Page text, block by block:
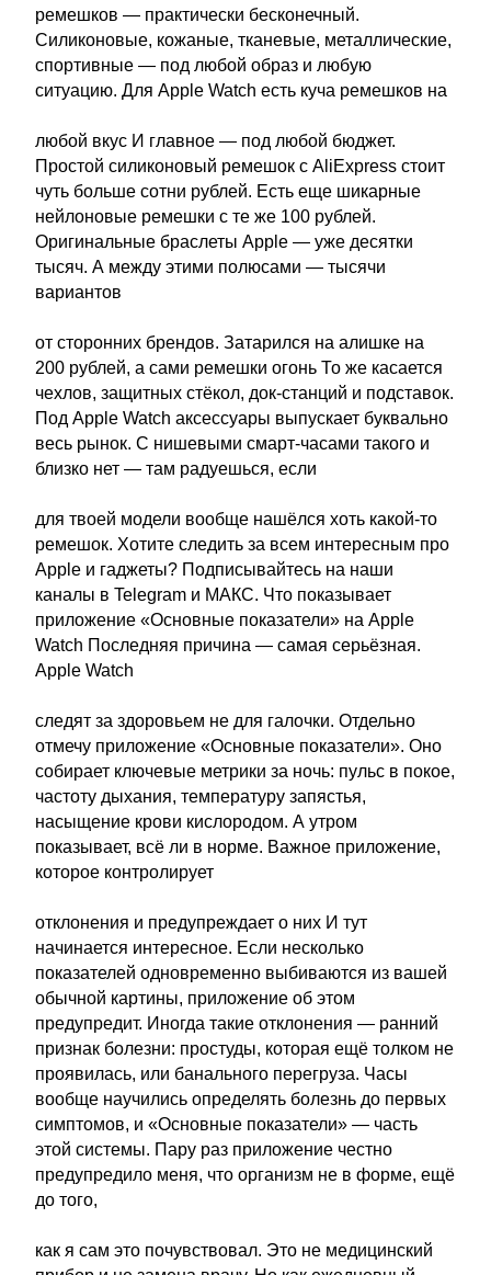
ремешков — практически бесконечный.
Силиконовые, кожаные, тканевые, металлические,
спортивные — под любой образ и любую
ситуацию. Для Apple Watch есть куча ремешков на
любой вкус И главное — под любой бюджет.
Простой силиконовый ремешок с AliExpress стоит
чуть больше сотни рублей. Есть еще шикарные
нейлоновые ремешки с те же 100 рублей.
Оригинальные браслеты Apple — уже десятки
тысяч. А между этими полюсами — тысячи
вариантов
от сторонних брендов. Затарился на алишке на
200 рублей, а сами ремешки огонь То же касается
чехлов, защитных стёкол, док-станций и подставок.
Под Apple Watch аксессуары выпускает буквально
весь рынок. С нишевыми смарт-часами такого и
близко нет — там радуешься, если
для твоей модели вообще нашёлся хоть какой-то
ремешок. Хотите следить за всем интересным про
Apple и гаджеты? Подписывайтесь на наши
каналы в Telegram и МАКС. Что показывает
приложение «Основные показатели» на Apple
Watch Последняя причина — самая серьёзная.
Apple Watch
следят за здоровьем не для галочки. Отдельно
отмечу приложение «Основные показатели». Оно
собирает ключевые метрики за ночь: пульс в покое,
частоту дыхания, температуру запястья,
насыщение крови кислородом. А утром
показывает, всё ли в норме. Важное приложение,
которое контролирует
отклонения и предупреждает о них И тут
начинается интересное. Если несколько
показателей одновременно выбиваются из вашей
обычной картины, приложение об этом
предупредит. Иногда такие отклонения — ранний
признак болезни: простуды, которая ещё толком не
проявилась, или банального перегруза. Часы
вообще научились определять болезнь до первых
симптомов, и «Основные показатели» — часть
этой системы. Пару раз приложение честно
предупредило меня, что организм не в форме, ещё
до того,
как я сам это почувствовал. Это не медицинский